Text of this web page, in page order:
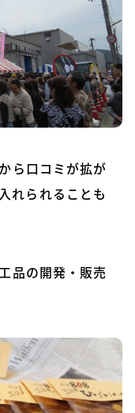
ら口コミが拡が
れられることも
品の開発・販売